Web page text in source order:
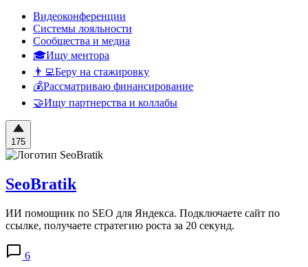
Видеоконференции
Системы лояльности
Сообщества и медиа
🎓Ищу ментора
👨‍💻Беру на стажировку
💰Рассматриваю финансирование
🤝Ищу партнерства и коллабы
175
SeoBratik
ИИ помощник по SEO для Яндекса. Подключаете сайт по
ссылке, получаете стратегию роста за 20 секунд.
6